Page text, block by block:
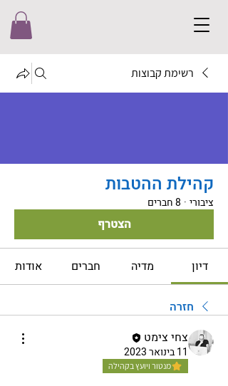
רשימת קבוצות
קהילת ההטבות
ציבורי · 8 חברים
הצטרף
דיון מדיה חברים אודות
חזרה
צחי צימט
11 בינואר 2023
מנטור ויועץ בקהילה